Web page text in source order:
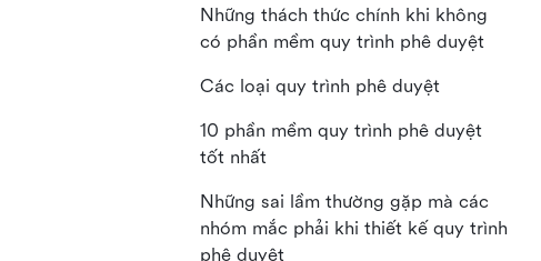
Những thách thức chính khi không
có phần mềm quy trình phê duyệt
Các loại quy trình phê duyệt
10 phần mềm quy trình phê duyệt
tốt nhất
Những sai lầm thường gặp mà các
nhóm mắc phải khi thiết kế quy trình
phê duyệt